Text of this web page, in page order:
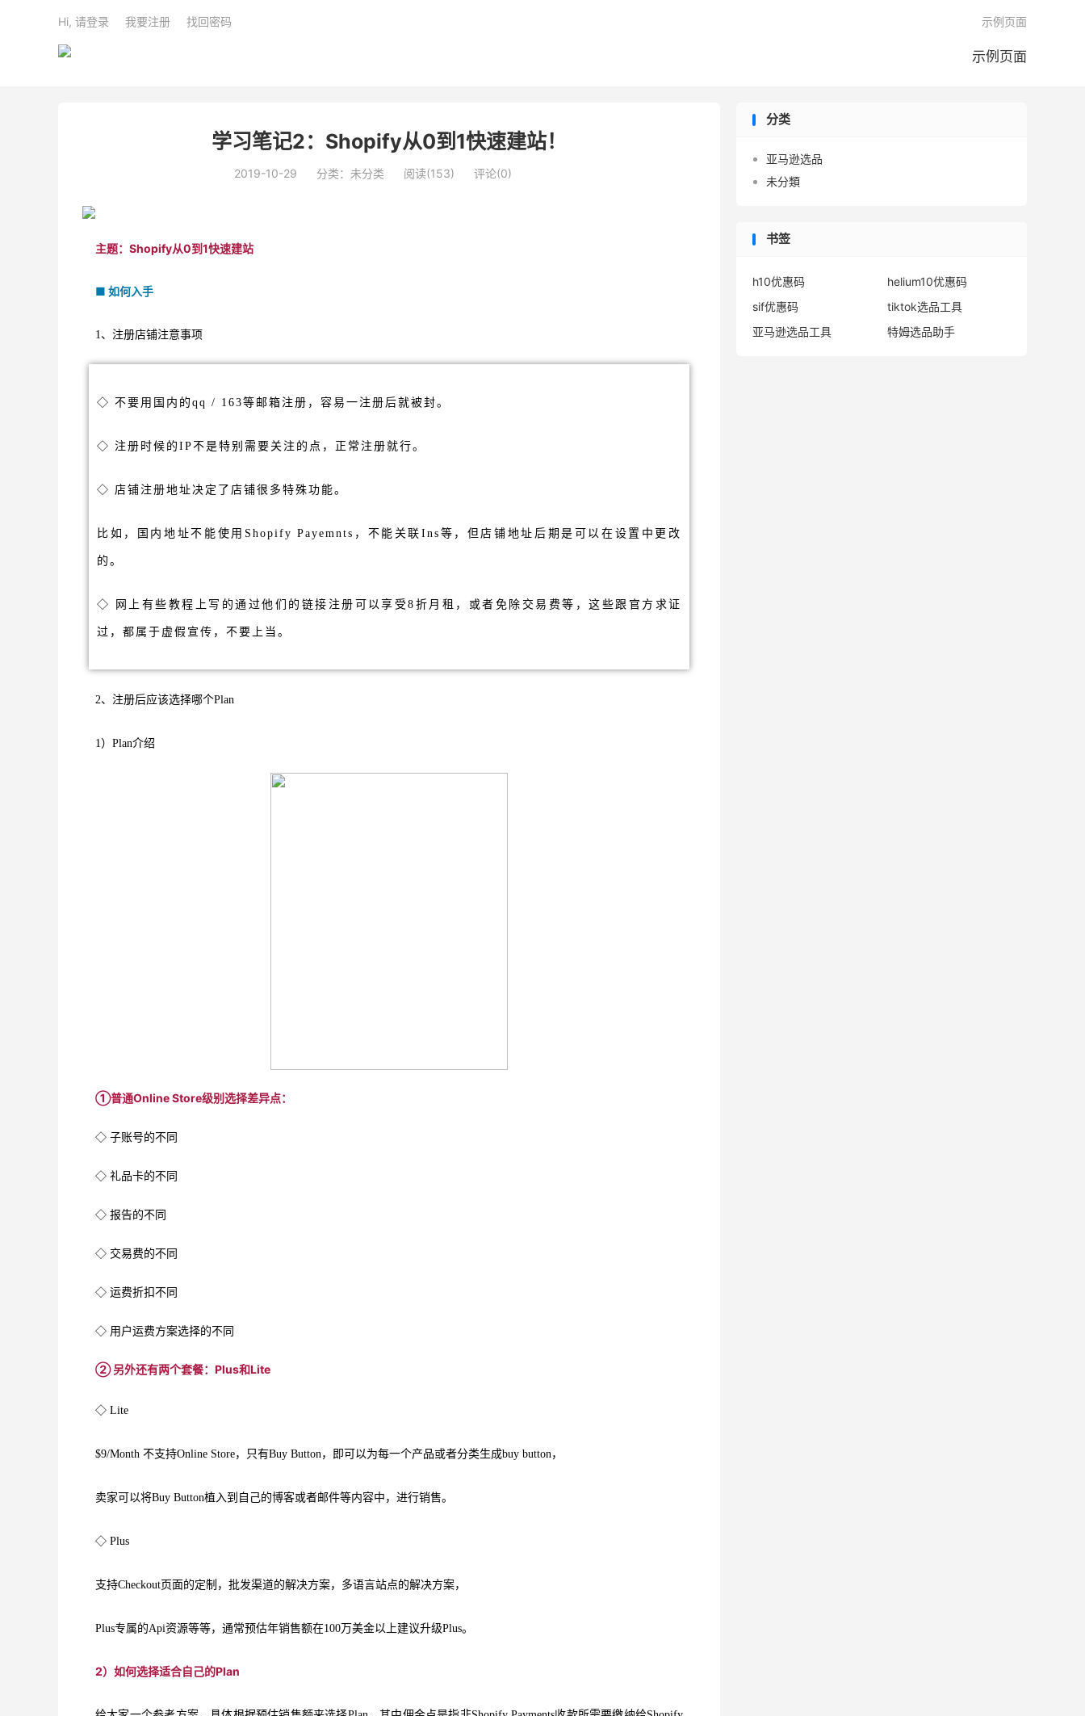
示例页面
示例页面
Hi, 请登录 我要注册 找回密码
学习笔记2：Shopify从0到1快速建站！
2019-10-29 分类：未分类 阅读(153) 评论(0)
主题：Shopify从0到1快速建站
■ 如何入手
1、注册店铺注意事项
◇ 不要用国内的qq / 163等邮箱注册，容易一注册后就被封。
◇ 注册时候的IP不是特别需要关注的点，正常注册就行。
◇ 店铺注册地址决定了店铺很多特殊功能。
比如，国内地址不能使用Shopify Payemnts，不能关联Ins等，但店铺地址后期是可以在设置中更改
的。
◇ 网上有些教程上写的通过他们的链接注册可以享受8折月租，或者免除交易费等，这些跟官方求证
过，都属于虚假宣传，不要上当。
2、注册后应该选择哪个Plan
1）Plan介绍
①普通Online Store级别选择差异点：
◇ 子账号的不同
◇ 礼品卡的不同
◇ 报告的不同
◇ 交易费的不同
◇ 运费折扣不同
◇ 用户运费方案选择的不同
② 另外还有两个套餐：Plus和Lite
◇ Lite
$9/Month 不支持Online Store，只有Buy Button，即可以为每一个产品或者分类生成buy button，
卖家可以将Buy Button植入到自己的博客或者邮件等内容中，进行销售。
◇ Plus
支持Checkout页面的定制，批发渠道的解决方案，多语言站点的解决方案，
Plus专属的Api资源等等，通常预估年销售额在100万美金以上建议升级Plus。
2）如何选择适合自己的Plan
分类
亚马逊选品
未分類
书签
h10优惠码
helium10优惠码
sif优惠码
tiktok选品工具
亚马逊选品工具
特姆选品助手